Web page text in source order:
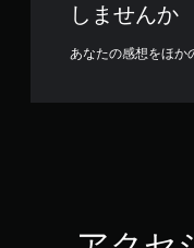
しませんか
あなたの感想をほか